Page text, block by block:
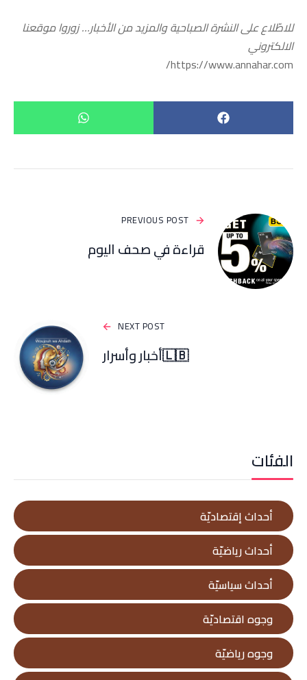
للاطّلاع على النشرة الصباحية والمزيد من الأخبار… زوروا موقعنا
الالكتروني
https://www.annahar.com/
PREVIOUS POST
قراءة في صحف اليوم
NEXT POST
🇱🇧أخبار وأسرار
الفئات
أحداث إقتصاديّة
أحداث رياضيّة
أحداث سياسيّة
وجوه اقتصاديّة
وجوه رياضيّة